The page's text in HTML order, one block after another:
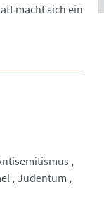
macht sich ein
Judentum